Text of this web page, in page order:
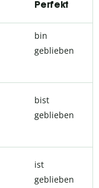
Perfekt
bin
geblieben
bist
geblieben
ist
geblieben